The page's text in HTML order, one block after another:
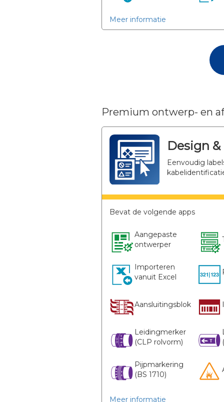
Meer informatie
Premium ontwerp- en
Design
Eenvoudig
Bevat de volgende apps
Aangepaste
ontwerper
Importeren
vanuit Excel
Aansluitingsblok
Leidingmerker
(CLP rolvorm)
Pijpmarkering
(BS 1710)
Meer informatie